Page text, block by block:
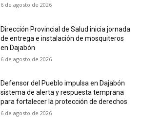
6 de agosto de 2026
Dirección Provincial de Salud inicia jornada
de entrega e instalación de mosquiteros
en Dajabón
6 de agosto de 2026
Defensor del Pueblo impulsa en Dajabón
sistema de alerta y respuesta temprana
para fortalecer la protección de derechos
6 de agosto de 2026